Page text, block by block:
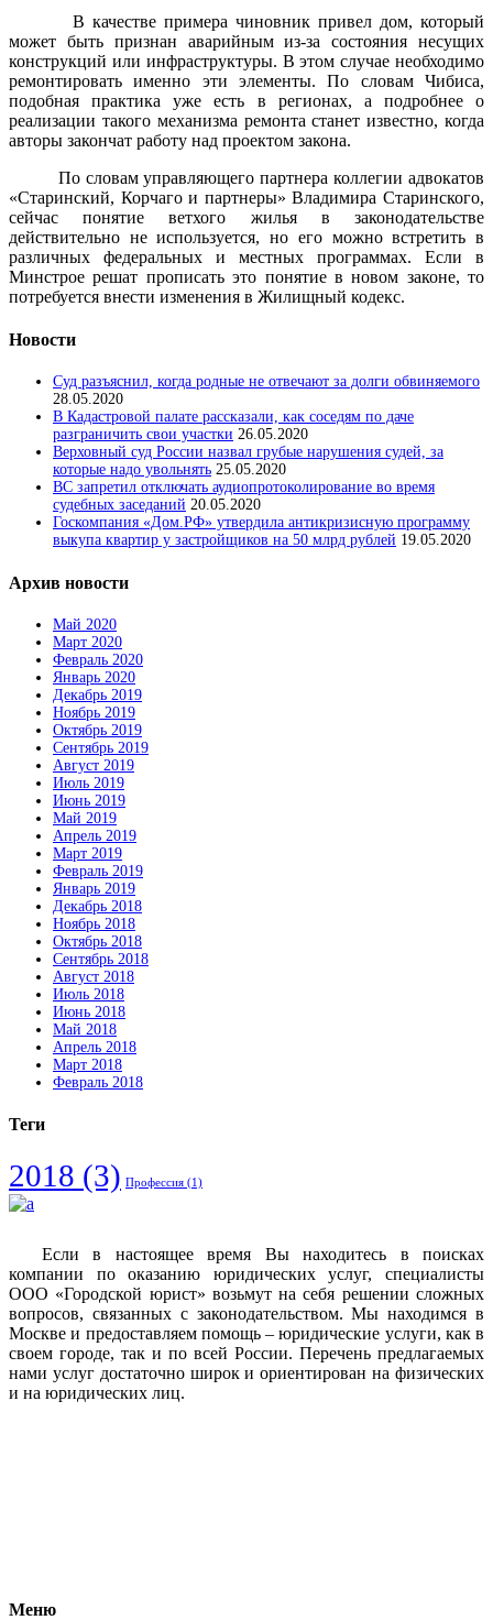
В качестве примера чиновник привел дом, который
может быть признан аварийным из-за состояния несущих
конструкций или инфраструктуры. В этом случае необходимо
ремонтировать именно эти элементы. По словам Чибиса,
подобная практика уже есть в регионах, а подробнее о
реализации такого механизма ремонта станет известно, когда
авторы закончат работу над проектом закона.
По словам управляющего партнера коллегии адвокатов
«Старинский, Корчаго и партнеры» Владимира Старинского,
сейчас понятие ветхого жилья в законодательстве
действительно не используется, но его можно встретить в
различных федеральных и местных программах. Если в
Минстрое решат прописать это понятие в новом законе, то
потребуется внести изменения в Жилищный кодекс.
Новости
Суд разъяснил, когда родные не отвечают за долги обвиняемого
28.05.2020
В Кадастровой палате рассказали, как соседям по даче
разграничить свои участки 26.05.2020
Верховный суд России назвал грубые нарушения судей, за
которые надо увольнять 25.05.2020
ВС запретил отключать аудиопротоколирование во время
судебных заседаний 20.05.2020
Госкомпания «Дом.РФ» утвердила антикризисную программу
выкупа квартир у застройщиков на 50 млрд рублей 19.05.2020
Архив новости
Май 2020
Март 2020
Февраль 2020
Январь 2020
Декабрь 2019
Ноябрь 2019
Октябрь 2019
Сентябрь 2019
Август 2019
Июль 2019
Июнь 2019
Май 2019
Апрель 2019
Март 2019
Февраль 2019
Январь 2019
Декабрь 2018
Ноябрь 2018
Октябрь 2018
Сентябрь 2018
Август 2018
Июль 2018
Июнь 2018
Май 2018
Апрель 2018
Март 2018
Февраль 2018
Теги
2018 (3) Профессия (1)
Если в настоящее время Вы находитесь в поисках
компании по оказанию юридических услуг, специалисты
ООО «Городской юрист» возьмут на себя решении сложных
вопросов, связанных с законодательством. Мы находимся в
Москве и предоставляем помощь – юридические услуги, как в
своем городе, так и по всей России. Перечень предлагаемых
нами услуг достаточно широк и ориентирован на физических
и на юридических лиц.
Меню